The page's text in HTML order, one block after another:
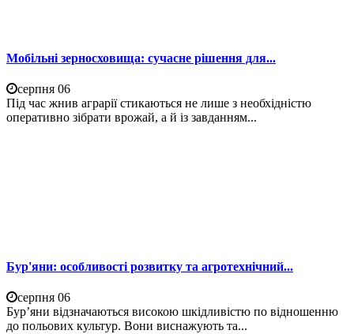
Мобільні зерносховища: сучасне рішення для...
серпня 06
Під час жнив аграрії стикаються не лише з необхідністю
оперативно зібрати врожай, а й із завданням...
Бур'яни: особливості розвитку та агротехнічний...
серпня 06
Бур’яни відзначаються високою шкідливістю по відношенню
до польових культур. Вони виснажують та...